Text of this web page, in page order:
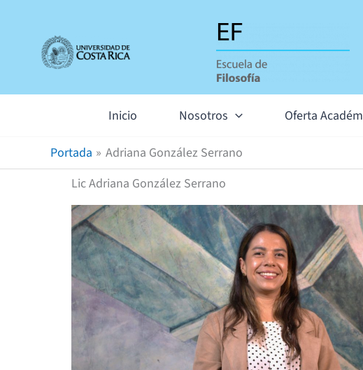
Inicio Nosotros Oferta
Portada
Adriana González Serrano
Lic Adriana González Serrano